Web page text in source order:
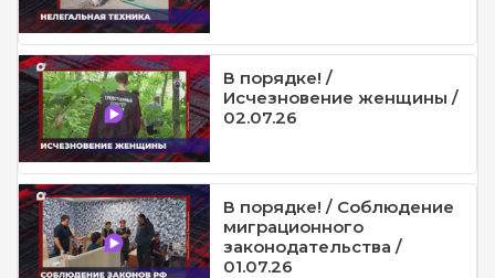
В порядке! /
Исчезновение женщины /
02.07.26
В порядке! / Соблюдение
миграционного
законодательства /
01.07.26